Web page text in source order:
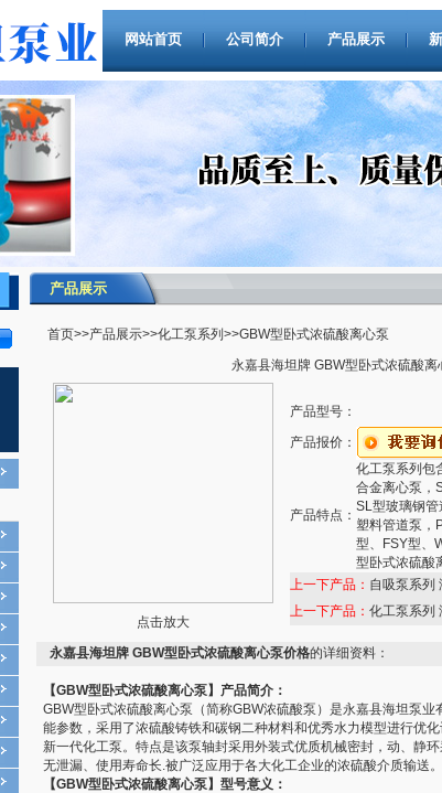
网站首页 公司简介 产品展示
产品展示
首页>>产品展示>>化工泵系列 >>GBW型卧式浓硫酸离心泵
永嘉县海坦牌 GBW型卧式浓硫酸离
点击放大
产品型号：
产品报价：
产品特点：
化工泵系列包
合金离心泵，
SL型玻璃钢
塑料管道泵，
型、FSY型、
型卧式浓硫酸
上一下产品： 自吸泵系列
上一下产品： 化工泵系列
永嘉县海坦牌 GBW型卧式浓硫酸离心泵价格的详细资料：
【GBW型卧式浓硫酸离心泵】产品简介：
GBW型卧式浓硫酸离心泵（简称GBW浓硫酸泵）是永嘉县海坦泵
能参数，采用了浓硫酸铸铁和碳钢二种材料和优秀水力模型进行优
新一代化工泵。特点是该泵轴封采用外装式优质机械密封，动、静
无泄漏、使用寿命长.被广泛应用于各大化工企业的浓硫酸介质输送。
【GBW型卧式浓硫酸离心泵】型号意义：